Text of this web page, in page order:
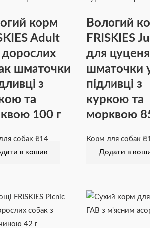
корм
Adult
шматочки
з
та
100 г
собак ₴14
в кошик
Вологий
FRISKIES
для
шматочки
підливці з
куркою та
морквою
Корм для собак ₴
Додати в